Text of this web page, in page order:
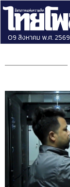
09 สิงหาคม พ.ศ. 2569